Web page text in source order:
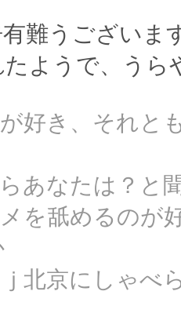
難うございま
ようで、うら
好き、それと
あなたは？と
を舐めるのが
北京にしゃべ